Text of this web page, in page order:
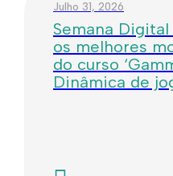
Julho 31, 2026
Semana
os melhores
do curso
Dinâmica de